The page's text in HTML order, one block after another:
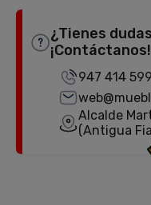
¿Tienes
¡Contáctanos!
947 414 599
Alcalde
(Antigua